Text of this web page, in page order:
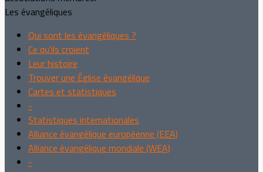
Les évangéliques
Qui sont les évangéliques ?
Ce qu'ils croient
Leur histoire
Trouver une Église évangélique
Cartes et statistiques
-
Statistiques internationales
Alliance évangélique européenne (EEA)
Alliance évangélique mondiale (WEA)
-